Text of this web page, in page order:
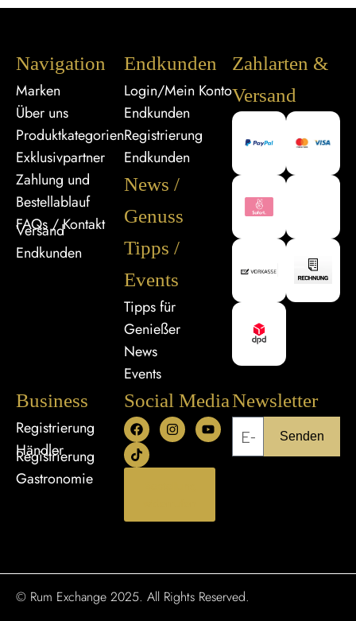
Navigation
Marken
Über uns
Produktkategorien
Exklusivpartner
Zahlung und
Bestellablauf
FAQs / Kontakt
Versand
Endkunden
Endkunden
Login/Mein Konto
Endkunden
Registrierung
Endkunden
News /
Genuss
Tipps /
Events
Tipps für
Genießer
News
Events
Zahlarten &
Versand
Business
Registrierung
Händler
Registrierung
Gastronomie
Social MediaNewsletter
Senden
© Rum Exchange 2025. All Rights Reserved.